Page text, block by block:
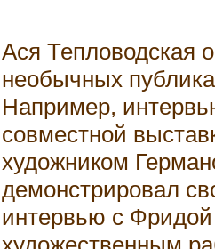
Ася Тепловодская
необычных
Например,
совместной
художником
демонстрировал
интервью с